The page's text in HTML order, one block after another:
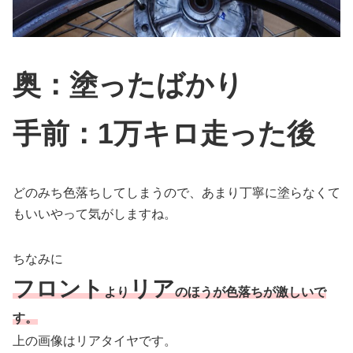
奥：塗ったばかり
手前：1万キロ走った後
どのみち色落ちしてしまうので、あまり丁寧に塗らなくて
もいいやって気がしますね。
ちなみに
フロントよりリアのほうが色落ちが激しいで
す。
上の画像はリアタイヤです。